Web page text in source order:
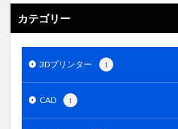
カテゴリー
3Dプリンター 1
CAD 1